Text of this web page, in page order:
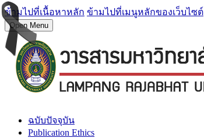
ข้ามไปที่เนื้อหาหลัก ข้ามไปที่เมนูหลักของเว็บไซต์
Open Menu
ฉบับปัจจุบัน
Publication Ethics